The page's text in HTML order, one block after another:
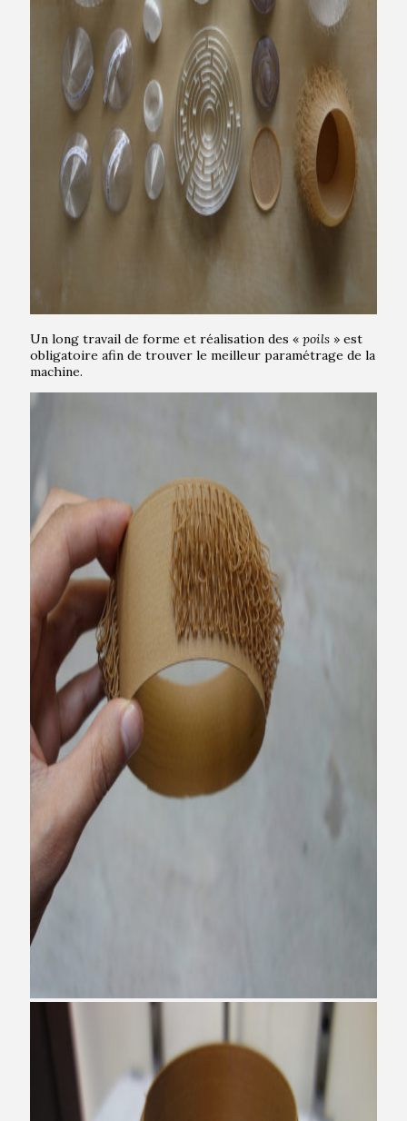
Un long travail de forme et réalisation des « poils» est
obligatoire afin de trouver le meilleur paramétrage de la
machine.